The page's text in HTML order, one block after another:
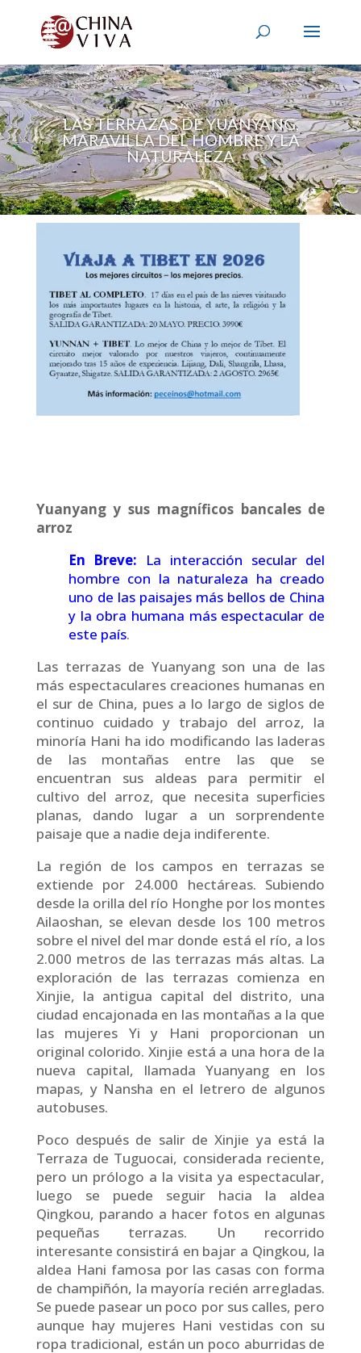
LAS TERRAZAS DE YUANYANG,
MARAVILLA DEL HOMBRE Y LA
NATURALEZA
Yuanyang y sus magníficos bancales de
arroz
En Breve: La interacción secular del
hombre con la naturaleza ha creado
uno de las paisajes más bellos de China
y la obra humana más espectacular de
este país.
Las terrazas de Yuanyang son una de las
más espectaculares creaciones humanas en
el sur de China, pues a lo largo de siglos de
continuo cuidado y trabajo del arroz, la
minoría Hani ha ido modificando las laderas
de las montañas entre las que se
encuentran sus aldeas para permitir el
cultivo del arroz, que necesita superficies
planas, dando lugar a un sorprendente
paisaje que a nadie deja indiferente.
La región de los campos en terrazas se
extiende por 24.000 hectáreas. Subiendo
desde la orilla del río Honghe por los montes
Ailaoshan, se elevan desde los 100 metros
sobre el nivel del mar donde está el río, a los
2.000 metros de las terrazas más altas. La
exploración de las terrazas comienza en
Xinjie, la antigua capital del distrito, una
ciudad encajonada en las montañas a la que
las mujeres Yi y Hani proporcionan un
original colorido. Xinjie está a una hora de la
nueva capital, llamada Yuanyang en los
mapas, y Nansha en el letrero de algunos
autobuses.
Poco después de salir de Xinjie ya está la
Terraza de Tuguocai, considerada reciente,
pero un prólogo a la visita ya espectacular,
luego se puede seguir hacia la aldea
Qingkou, parando a hacer fotos en algunas
pequeñas terrazas. Un recorrido
interesante consistirá en bajar a Qingkou, la
aldea Hani famosa por las casas con forma
de champiñón, la mayoría recién arregladas.
Se puede pasear un poco por sus calles, pero
aunque hay mujeres Hani vestidas con su
ropa tradicional, están un poco aburridas de